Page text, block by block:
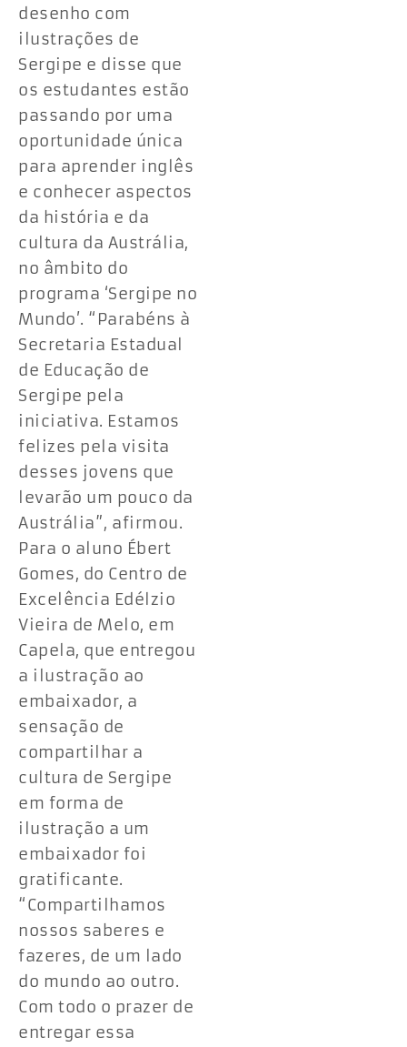
desenho com
ilustrações de
Sergipe e disse que
os estudantes estão
passando por uma
oportunidade única
para aprender inglês
e conhecer aspectos
da história e da
cultura da Austrália,
no âmbito do
programa ‘Sergipe no
Mundo’. “Parabéns à
Secretaria Estadual
de Educação de
Sergipe pela
iniciativa. Estamos
felizes pela visita
desses jovens que
levarão um pouco da
Austrália”, afirmou.
Para o aluno Ébert
Gomes, do Centro de
Excelência Edélzio
Vieira de Melo, em
Capela, que entregou
a ilustração ao
embaixador, a
sensação de
compartilhar a
cultura de Sergipe
em forma de
ilustração a um
embaixador foi
gratificante.
“Compartilhamos
nossos saberes e
fazeres, de um lado
do mundo ao outro.
Com todo o prazer de
entregar essa